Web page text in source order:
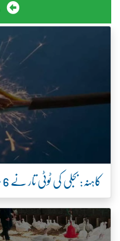
کاہنہ: بجلی کی ٹوٹی تار نے 6 سالہ بچے کی جان لے لی